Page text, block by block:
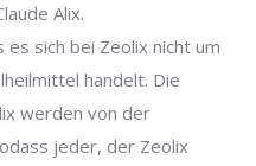
Alix.
sich bei Zeolix nicht um
handelt. Die
werden von der
jeder, der Zeolix